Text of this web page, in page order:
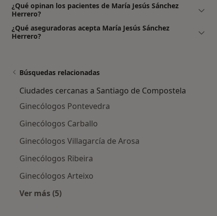
¿Qué opinan los pacientes de María Jesús Sánchez
Herrero?
¿Qué aseguradoras acepta María Jesús Sánchez
Herrero?
Búsquedas relacionadas
Ciudades cercanas a Santiago de Compostela
Ginecólogos Pontevedra
Ginecólogos Carballo
Ginecólogos Villagarcía de Arosa
Ginecólogos Ribeira
Ginecólogos Arteixo
Ver más (5)